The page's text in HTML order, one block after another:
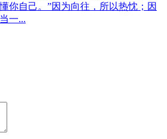
你自己。”因为向往，所以热忱；因
一...